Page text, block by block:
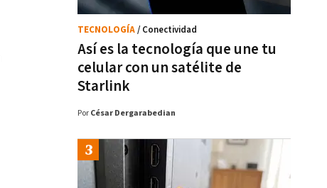
Así es la tecnología que une tu
celular con un satélite de
Starlink
TECNOLOGÍA/ Conectividad
Por César Dergarabedian